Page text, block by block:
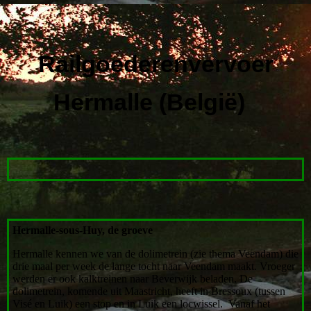
Railgoederenvervoer
Hermalle (België)
Hermalle-sous-Huy, de groeve
Hermalle kennen we van de dolimetrein (zie thema Veendam) die
drie maal per week de lange tocht naar Veendam maakt. Vroeger
werden er ook kalktreinen naar Beverwijk beladen. De
dolimetrein, komende uit Maastricht, heeft in Bressoux (tussen
Visé en Luik) een stop en in Luik een locwissel. Vanaf het